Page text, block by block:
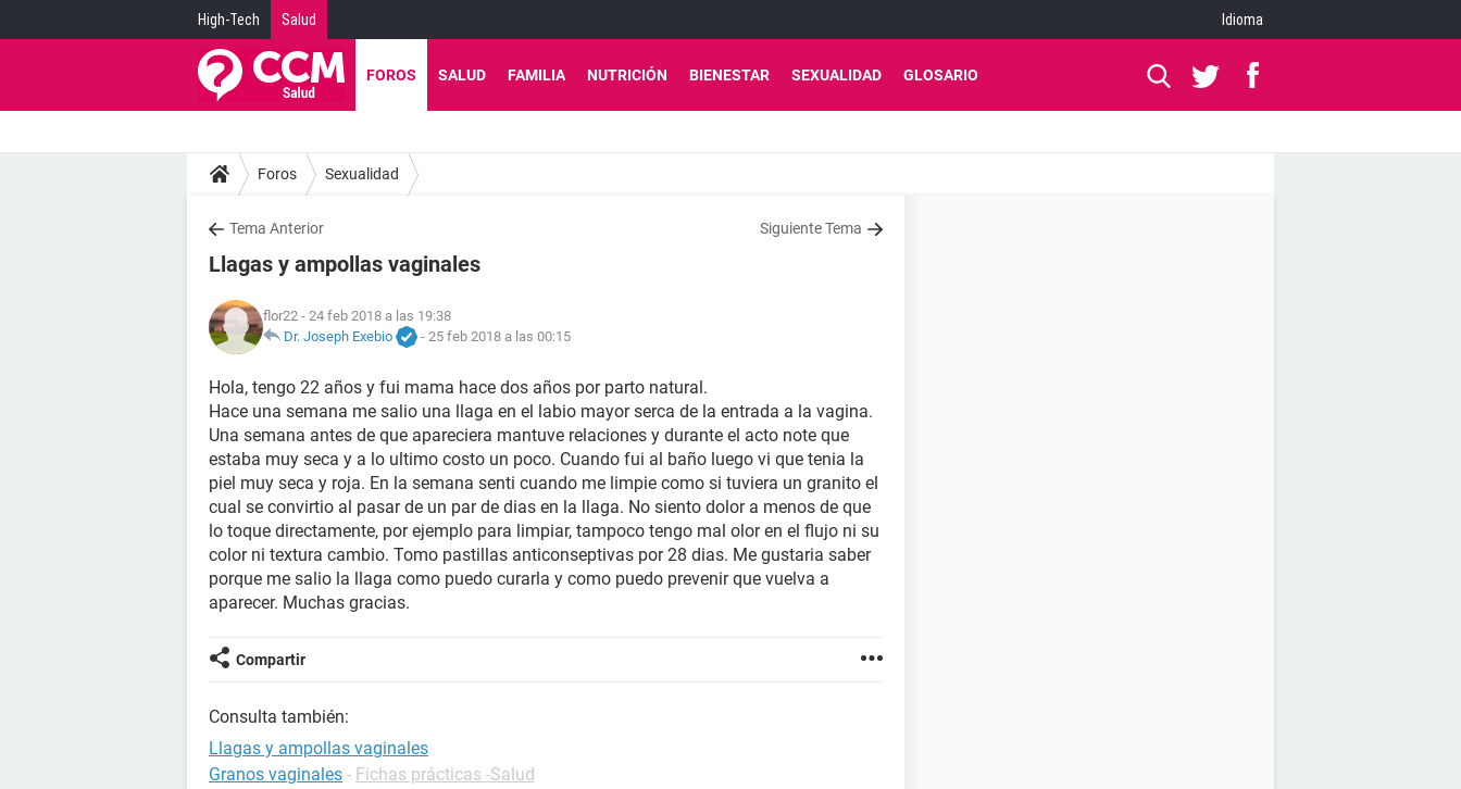
High-Tech Salud Idioma
FOROS SALUD FAMILIA NUTRICIÓN BIENESTAR SEXUALIDAD GLOSARIO
Foros Sexualidad
Tema Anterior Siguiente Tema
Llagas y ampollas vaginales
flor22 - 24 feb 2018 a las 19:38
Dr. Joseph Exebio
- 25 feb 2018 a las 00:15
Hola, tengo 22 años y fui mama hace dos años por parto natural.
Hace una semana me salio una llaga en el labio mayor serca de la entrada a la vagina.
Una semana antes de que apareciera mantuve relaciones y durante el acto note que
estaba muy seca y a lo ultimo costo un poco. Cuando fui al baño luego vi que tenia la
piel muy seca y roja. En la semana senti cuando me limpie como si tuviera un granito el
cual se convirtio al pasar de un par de dias en la llaga. No siento dolor a menos de que
lo toque directamente, por ejemplo para limpiar, tampoco tengo mal olor en el flujo ni su
color ni textura cambio. Tomo pastillas anticonseptivas por 28 dias. Me gustaria saber
porque me salio la llaga como puedo curarla y como puedo prevenir que vuelva a
aparecer. Muchas gracias.
Compartir
Consulta también:
Llagas y ampollas vaginales
Granos vaginales - Fichas prácticas -Salud